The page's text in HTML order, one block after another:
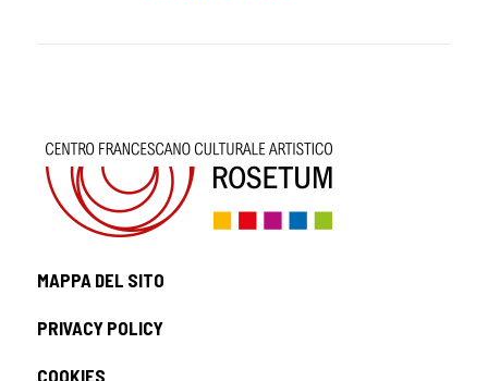
MAPPA DEL SITO
PRIVACY POLICY
COOKIES